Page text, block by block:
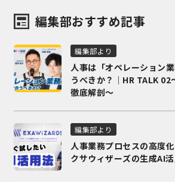
編集部おすすめ記事
編集部より
人事は「オペレーション
うべきか？｜HR TALK 02
徹底解剖～
編集部より
人事業務プロセスの高度
クサウィザーズの生成AI